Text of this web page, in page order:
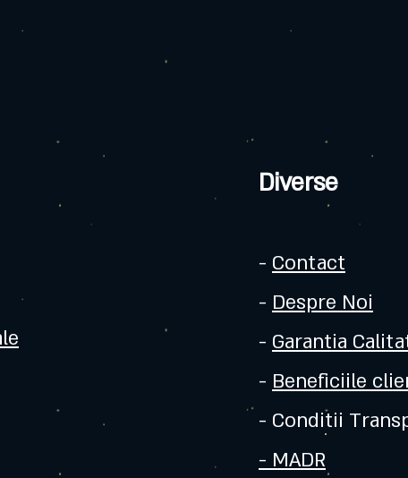
Diverse
- Contact
- Despre Noi
- Garantia
- Beneficiile
- Conditii
- MADR